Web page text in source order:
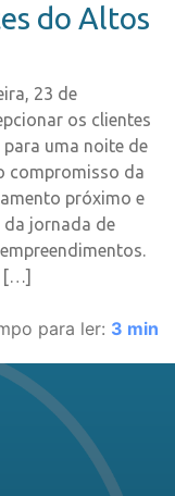
do Altos
23 de
os clientes
uma noite de
compromisso da
próximo e
jornada de
[…]
para ler: 3 min